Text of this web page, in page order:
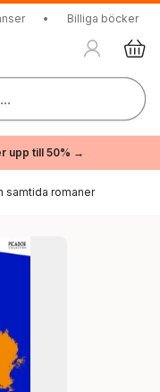
• Billiga böcker
upp till 50% →
samtida romaner